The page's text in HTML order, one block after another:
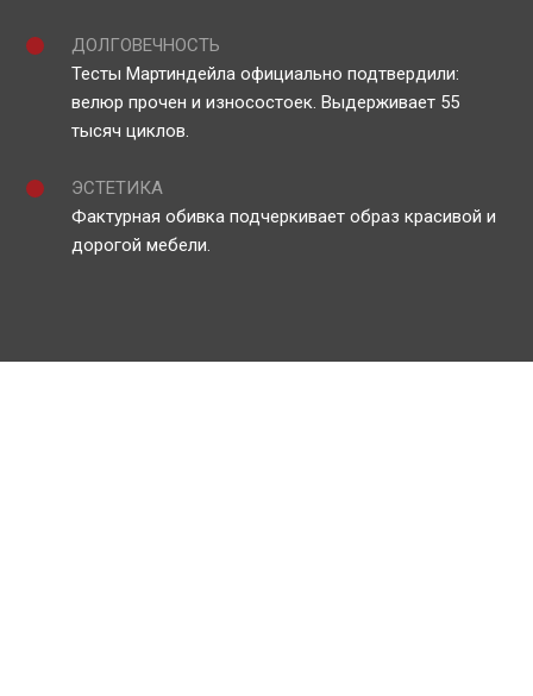
ДОЛГОВЕЧНОСТЬ
Тесты Мартиндейла официально подтвердили:
велюр прочен и износостоек. Выдерживает 55
тысяч циклов.
ЭСТЕТИКА
Фактурная обивка подчеркивает образ красивой и
дорогой мебели.